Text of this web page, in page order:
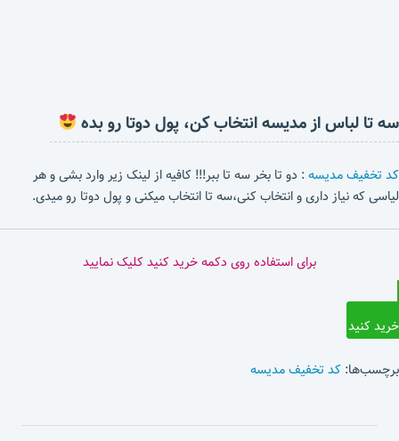
سه تا لباس از مدیسه انتخاب کن، پول دوتا رو بده
کد تخفیف مدیسه: دو تا بخر سه تا ببر!!! کافیه از لینک زیر وارد بشی و هر
لیاسی که نیاز داری و انتخاب کنی،سه تا انتخاب میکنی و پول دوتا رو میدی.
برای استفاده روی دکمه خرید کنید کلیک نمایید
خرید کنید
برچسب‌ها: کد تخفیف مدیسه